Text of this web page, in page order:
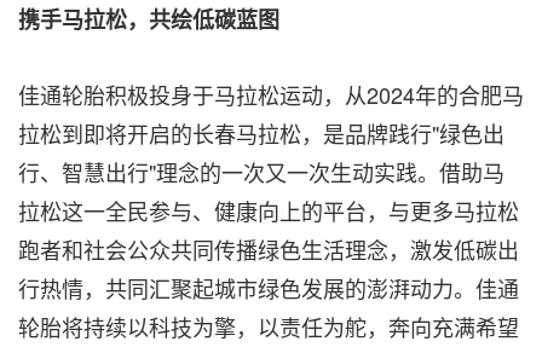
携手马拉松，共绘低碳蓝图
佳通轮胎积极投身于马拉松运动，从2024年的合肥马
拉松到即将开启的长春马拉松，是品牌践行"绿色出
行、智慧出行"理念的一次又一次生动实践。借助马
拉松这一全民参与、健康向上的平台，与更多马拉松
跑者和社会公众共同传播绿色生活理念，激发低碳出
行热情，共同汇聚起城市绿色发展的澎湃动力。佳通
轮胎将持续以科技为擎，以责任为舵，奔向充满希望